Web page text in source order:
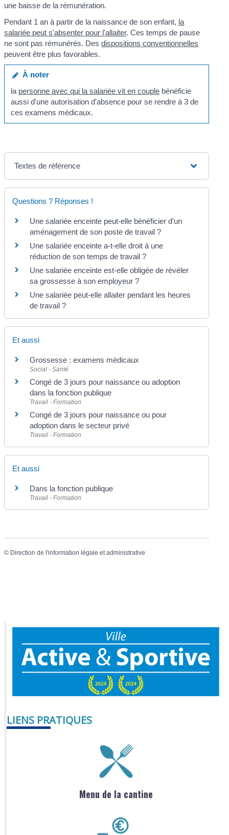
une baisse de la rémunération.
Pendant 1 an à partir de la naissance de son enfant, la
salariée peut s'absenter pour l'allaiter. Ces temps de pause
ne sont pas rémunérés. Desdispositions conventionnelles
peuvent être plus favorables.
À noter
la personne avec qui la salariée vit en couplebénéficie
aussi d'une autorisation d'absence pour se rendre à 3 de
ces examens médicaux.
Textes de référence
Questions ? Réponses !
Une salariée enceinte peut-elle bénéficier d'un
aménagement de son poste de travail ?
Une salariée enceinte a-t-elle droit à une
réduction de son temps de travail ?
Une salariée enceinte est-elle obligée de révéler
sa grossesse à son employeur ?
Une salariée peut-elle allaiter pendant les heures
de travail ?
Et aussi
Grossesse : examens médicaux
Social - Santé
Congé de 3 jours pour naissance ou adoption
dans la fonction publique
Travail - Formation
Congé de 3 jours pour naissance ou pour
adoption dans le secteur privé
Travail - Formation
Et aussi
Dans la fonction publique
Travail - Formation
© Direction de l'information légale et administrative
LIENS PRATIQUES
Menu de la cantine